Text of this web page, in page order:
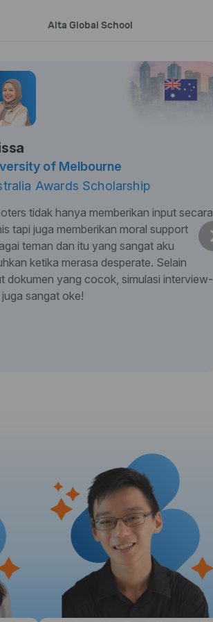
Alta Global School
of Melbourne
Awards Scholarship
tidak hanya memberikan input secara
tapi juga memberikan moral support
teman dan itu yang sangat aku
ketika merasa desperate. Selain
dokumen yang cocok, simulasi interview-
sangat oke!